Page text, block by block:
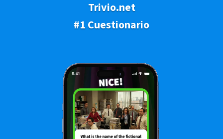
Trivio.net
#1 Cuestionario